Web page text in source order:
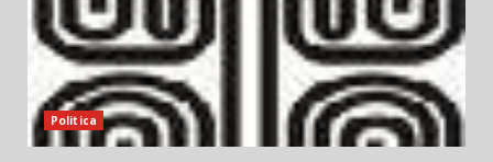
Politica